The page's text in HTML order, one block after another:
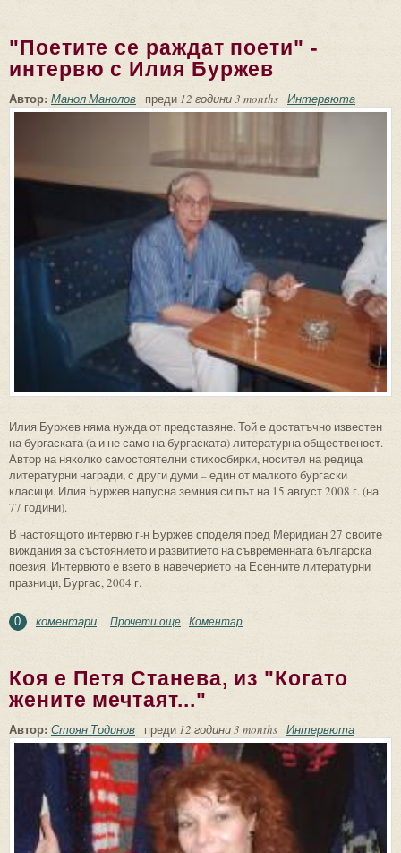
"Поетите се раждат поети" -
интервю с Илия Буржев
Автор: Манол Манолов преди 12 години 3 months Интервюта
Илия Буржев няма нужда от представяне. Той е достатъчно известен
на бургаската (а и не само на бургаската) литературна общественост.
Автор на няколко самостоятелни стихосбирки, носител на редица
литературни награди, с други думи – един от малкото бургаски
класици. Илия Буржев напусна земния си път на 15 август 2008 г. (на
77 години).
В настоящото интервю г-н Буржев споделя пред Меридиан 27 своите
виждания за състоянието и развитието на съвременната българска
поезия. Интервюто е взето в навечерието на Есенните литературни
празници, Бургас, 2004 г.
0 коментари Прочети още about "Поетите се раждат поети" -
Коментар
Коя е Петя Станева, из "Когато
жените мечтаят..."
Автор: Стоян Тодинов преди 12 години 3 months Интервюта